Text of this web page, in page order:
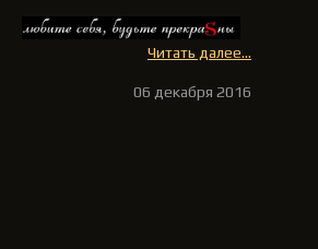
Читать далее...
06 декабря 2016